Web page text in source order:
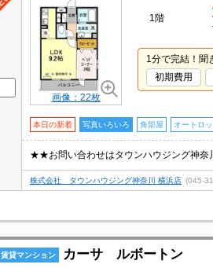
画像：22枚
1階
1分で完結！聞
初期費用
本日の新着 写真いろいろ 角部屋 オートロッ
★★お問い合わせはタウンハウジング神
株式会社 タウンハウジング神奈川 横浜店 (045-
賃貸マンション カーサ ルボートン